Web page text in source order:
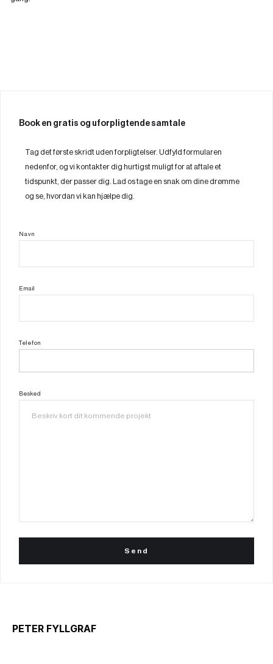
Book en gratis og uforpligtende samtale
Tag det første skridt uden forpligtelser. Udfyld formularen
nedenfor, og vi kontakter dig hurtigst muligt for at aftale et
tidspunkt, der passer dig. Lad os tage en snak om dine drømme
og se, hvordan vi kan hjælpe dig.
Navn
Email
Telefon
Besked
PETER FYLLGRAF